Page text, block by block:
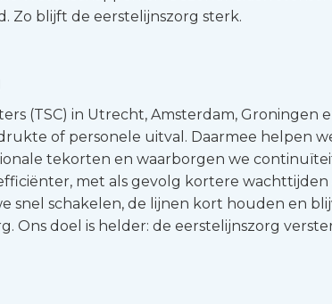
Zo blijft de eerstelijnszorg sterk.
(TSC) in Utrecht, Amsterdam, Groningen
of personele uitval. Daarmee helpen
tekorten en waarborgen we
met als gevolg kortere
snel schakelen, de lijnen kort houden en
Ons doel is helder: de eerstelijnszorg